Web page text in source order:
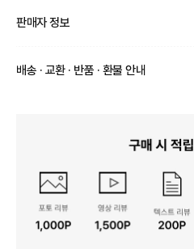
것으로 해당 정보에 대한 책임은 판매자에게 있
판매자 정보
상호/대표자 (주)바바패션_JJ지고트
02-1800-8878
영업소재지 06531 서울 서초구
배송 · 교환 · 반품 · 환불 안내
배송
빠른 배송을 위해 준비되
당사 계약택배는 CJ대한
송비는 무료이나, 도서 산
결제완료 후 평균 3~5일(
되며, 매장 수급 제품의 경
일부 상품의 경우
매장에서